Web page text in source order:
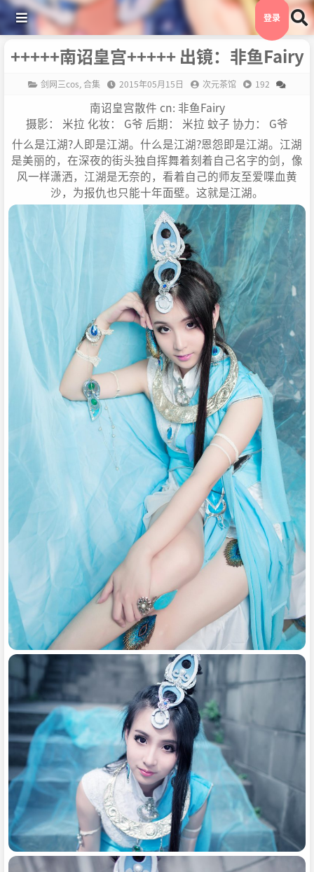
登录
+++++南诏皇宫+++++ 出镜：非鱼Fairy
剑网三cos,合集 2015年05月15日 次元茶馆 192
南诏皇宫散件 cn: 非鱼Fairy
摄影： 米拉 化妆： G爷 后期： 米拉 蚊子 协力： G爷
什么是江湖?人即是江湖。什么是江湖?恩怨即是江湖。江湖
是美丽的，在深夜的街头独自挥舞着刻着自己名字的剑，像
风一样潇洒，江湖是无奈的，看着自己的师友至爱喋血黄
沙，为报仇也只能十年面壁。这就是江湖。